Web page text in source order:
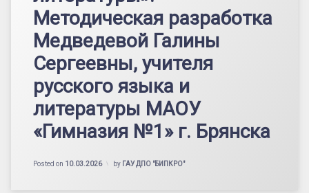
Методическая разработка
Медведевой Галины
Сергеевны, учителя
русского языка и
литературы МАОУ
«Гимназия №1» г. Брянска
Posted on 10.03.2026 by ГАУ ДПО "БИПКРО"